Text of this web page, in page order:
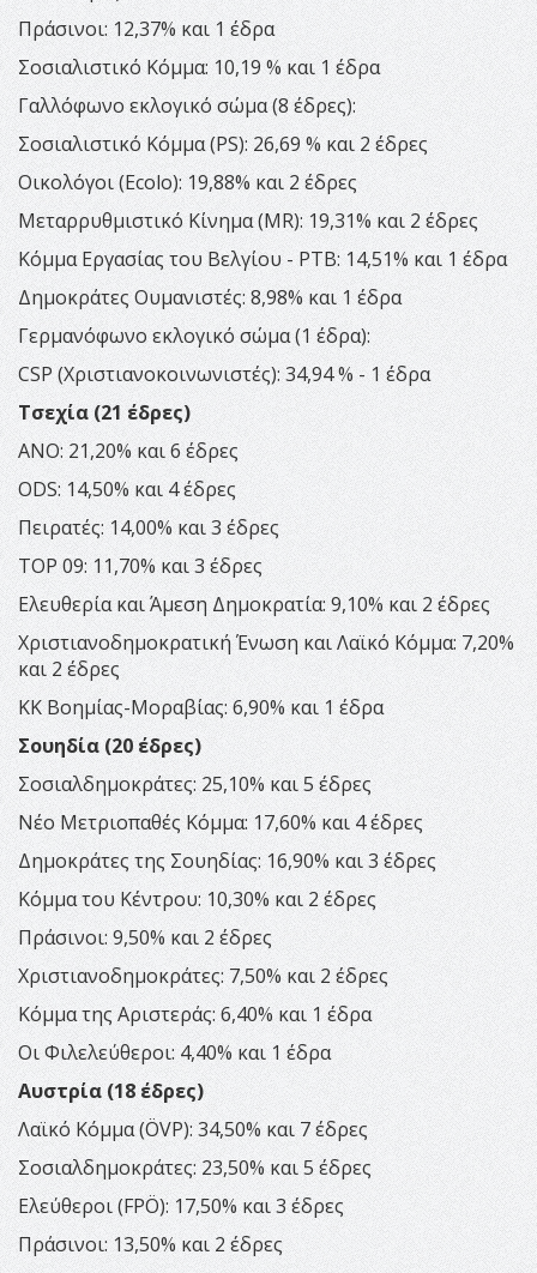
Πράσινοι: 12,37% και 1 έδρα
Σοσιαλιστικό Κόμμα: 10,19 % και 1 έδρα
Γαλλόφωνο εκλογικό σώμα (8 έδρες):
Σοσιαλιστικό Κόμμα (PS): 26,69 % και 2 έδρες
Οικολόγοι (Ecolo): 19,88% και 2 έδρες
Μεταρρυθμιστικό Κίνημα (MR): 19,31% και 2 έδρες
Κόμμα Εργασίας του Βελγίου - PTB: 14,51% και 1 έδρα
Δημοκράτες Ουμανιστές: 8,98% και 1 έδρα
Γερμανόφωνο εκλογικό σώμα (1 έδρα):
CSP (Χριστιανοκοινωνιστές): 34,94 % - 1 έδρα
Τσεχία (21 έδρες)
ANO: 21,20% και 6 έδρες
ODS: 14,50% και 4 έδρες
Πειρατές: 14,00% και 3 έδρες
TOP 09: 11,70% και 3 έδρες
Ελευθερία και Άμεση Δημοκρατία: 9,10% και 2 έδρες
Χριστιανοδημοκρατική Ένωση και Λαϊκό Κόμμα: 7,20%
και 2 έδρες
ΚΚ Βοημίας-Μοραβίας: 6,90% και 1 έδρα
Σουηδία (20 έδρες)
Σοσιαλδημοκράτες: 25,10% και 5 έδρες
Νέο Μετριοπαθές Κόμμα: 17,60% και 4 έδρες
Δημοκράτες της Σουηδίας: 16,90% και 3 έδρες
Κόμμα του Κέντρου: 10,30% και 2 έδρες
Πράσινοι: 9,50% και 2 έδρες
Χριστιανοδημοκράτες: 7,50% και 2 έδρες
Κόμμα της Αριστεράς: 6,40% και 1 έδρα
Οι Φιλελεύθεροι: 4,40% και 1 έδρα
Αυστρία (18 έδρες)
Λαϊκό Κόμμα (ÖVP): 34,50% και 7 έδρες
Σοσιαλδημοκράτες: 23,50% και 5 έδρες
Ελεύθεροι (FPÖ): 17,50% και 3 έδρες
Πράσινοι: 13,50% και 2 έδρες